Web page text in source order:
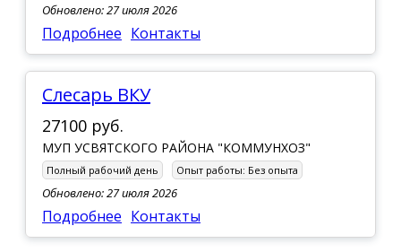
Обновлено: 27 июля 2026
Подробнее Контакты
Слесарь ВКУ
27100 руб.
МУП УСВЯТСКОГО РАЙОНА "КОММУНХОЗ"
Полный рабочий день Опыт работы: Без опыта
Обновлено: 27 июля 2026
Подробнее Контакты